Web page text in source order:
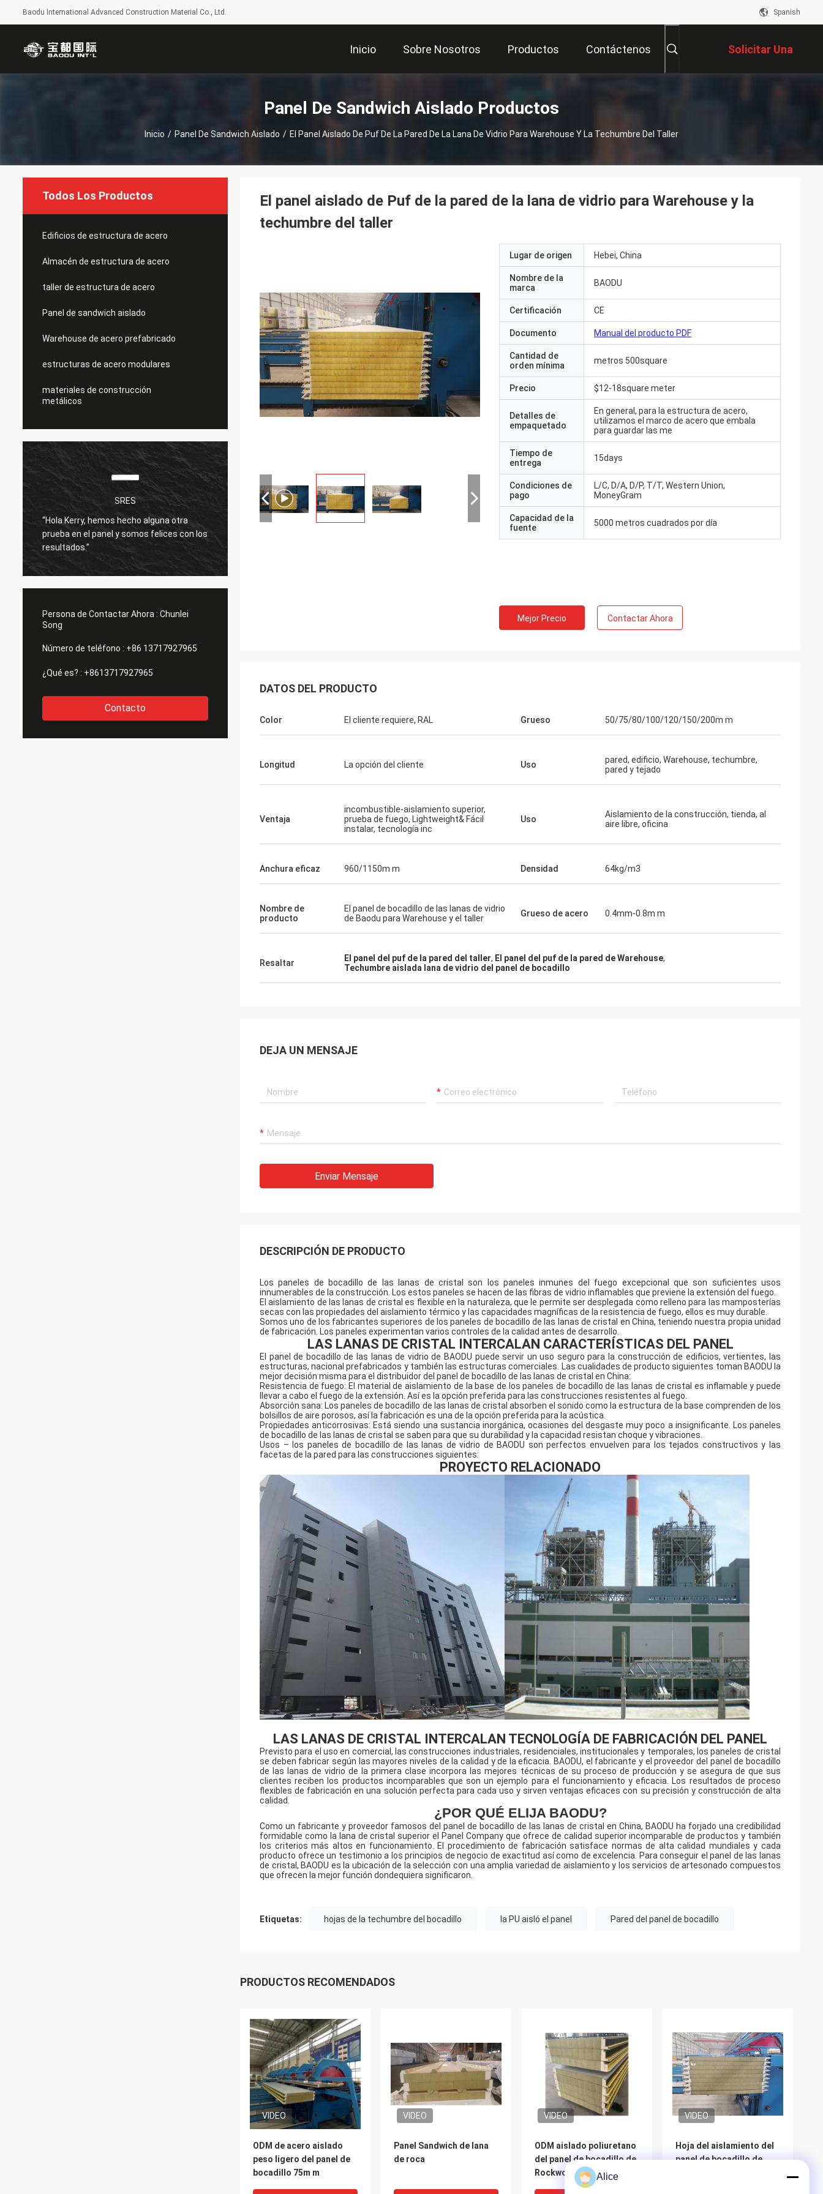
Baodu International Advanced Construction Material Co., Ltd. Spanish
Inicio Sobre Nosotros Productos Contáctenos Solicitar Una
Cotización
Panel De Sandwich Aislado Productos
Inicio / Panel De Sandwich Aislado / El Panel Aislado De Puf De La Pared De La Lana De Vidrio Para Warehouse Y La Techumbre Del Taller
Todos Los Productos
Edificios de estructura de acero
Almacén de estructura de acero
taller de estructura de acero
Panel de sandwich aislado
Warehouse de acero prefabricado
estructuras de acero modulares
materiales de construcción
metálicos
SRES
“Hola Kerry, hemos hecho alguna otra
prueba en el panel y somos felices con los
resultados.”
- ¿ Por qué no?
Estoy muy satisfecho con el buen
SRES
“Lo recibimos hace 8 días y todo fue le
agradece muy bien que somos felices de
tener producto ya en la planta. Cualquier
Persona de Contactar Ahora : Chunlei
Song
Número de teléfono : +86 13717927965
¿Qué es? : +8613717927965
Contacto
El panel aislado de Puf de la pared de la lana de vidrio para Warehouse y la
techumbre del taller
Lugar de origen Hebei, China
Nombre de la
marca
BAODU
Certificación CE
Documento Manual del producto PDF
Cantidad de
orden mínima
metros 500square
Precio $12-18square meter
Detalles de
empaquetado
En general, para la estructura de acero,
utilizamos el marco de acero que embala
para guardar las me
Tiempo de
entrega
15days
Condiciones de
pago
L/C, D/A, D/P, T/T, Western Union,
MoneyGram
Capacidad de la
fuente
5000 metros cuadrados por día
Mejor Precio Contactar Ahora
DATOS DEL PRODUCTO
Color El cliente requiere, RAL Grueso 50/75/80/100/120/150/200m m
Longitud La opción del cliente Uso
pared, edificio, Warehouse, techumbre,
pared y tejado
Ventaja
incombustible-aislamiento superior,
prueba de fuego, Lightweight& Fácil
instalar, tecnología inc
Uso
Aislamiento de la construcción, tienda, al
aire libre, oficina
Anchura eficaz 960/1150m m Densidad 64kg/m3
Nombre de
producto
El panel de bocadillo de las lanas de vidrio
de Baodu para Warehouse y el taller
Grueso de acero 0.4mm-0.8m m
Resaltar El panel del puf de la pared del taller, El panel del puf de la pared de Warehouse,
Techumbre aislada lana de vidrio del panel de bocadillo
DEJA UN MENSAJE
Enviar Mensaje
DESCRIPCIÓN DE PRODUCTO
Los paneles de bocadillo de las lanas de cristal son los paneles inmunes del fuego excepcional que son suficientes usos
innumerables de la construcción. Los estos paneles se hacen de las fibras de vidrio inflamables que previene la extensión del fuego.
El aislamiento de las lanas de cristal es flexible en la naturaleza, que le permite ser desplegada como relleno para las mamposterías
secas con las propiedades del aislamiento térmico y las capacidades magníficas de la resistencia de fuego, ellos es muy durable.
Somos uno de los fabricantes superiores de los paneles de bocadillo de las lanas de cristal en China, teniendo nuestra propia unidad
de fabricación. Los paneles experimentan varios controles de la calidad antes de desarrollo.
LAS LANAS DE CRISTAL INTERCALAN CARACTERÍSTICAS DEL PANEL
El panel de bocadillo de las lanas de vidrio de BAODU puede servir un uso seguro para la construcción de edificios, vertientes, las
estructuras, nacional prefabricados y también las estructuras comerciales. Las cualidades de producto siguientes toman BAODU la
mejor decisión misma para el distribuidor del panel de bocadillo de las lanas de cristal en China:
Resistencia de fuego: El material de aislamiento de la base de los paneles de bocadillo de las lanas de cristal es inflamable y puede
llevar a cabo el fuego de la extensión. Así es la opción preferida para las construcciones resistentes al fuego.
Absorción sana: Los paneles de bocadillo de las lanas de cristal absorben el sonido como la estructura de la base comprenden de los
bolsillos de aire porosos, así la fabricación es una de la opción preferida para la acústica.
Propiedades anticorrosivas: Está siendo una sustancia inorgánica, ocasiones del desgaste muy poco a insignificante. Los paneles
de bocadillo de las lanas de cristal se saben para que su durabilidad y la capacidad resistan choque y vibraciones.
Usos – los paneles de bocadillo de las lanas de vidrio de BAODU son perfectos envuelven para los tejados constructivos y las
facetas de la pared para las construcciones siguientes:
PROYECTO RELACIONADO
LAS LANAS DE CRISTAL INTERCALAN TECNOLOGÍA DE FABRICACIÓN DEL PANEL
Previsto para el uso en comercial, las construcciones industriales, residenciales, institucionales y temporales, los paneles de cristal
se deben fabricar según las mayores niveles de la calidad y de la eficacia. BAODU, el fabricante y el proveedor del panel de bocadillo
de las lanas de vidrio de la primera clase incorpora las mejores técnicas de su proceso de producción y se asegura de que sus
clientes reciben los productos incomparables que son un ejemplo para el funcionamiento y eficacia. Los resultados de proceso
flexibles de fabricación en una solución perfecta para cada uso y sirven ventajas eficaces con su precisión y construcción de alta
calidad.
¿POR QUÉ ELIJA BAODU?
Como un fabricante y proveedor famosos del panel de bocadillo de las lanas de cristal en China, BAODU ha forjado una credibilidad
formidable como la lana de cristal superior el Panel Company que ofrece de calidad superior incomparable de productos y también
los criterios más altos en funcionamiento. El procedimiento de fabricación satisface normas de alta calidad mundiales y cada
producto ofrece un testimonio a los principios de negocio de exactitud así como de excelencia. Para conseguir el panel de las lanas
de cristal, BAODU es la ubicación de la selección con una amplia variedad de aislamiento y los servicios de artesonado compuestos
que ofrecen la mejor función dondequiera significaron.
Etiquetas: hojas de la techumbre del bocadillo la PU aisló el panel Pared del panel de bocadillo
PRODUCTOS RECOMENDADOS
VIDEO
ODM de acero aislado
peso ligero del panel de
bocadillo 75m m
VIDEO
Panel Sandwich de lana
de roca
VIDEO
ODM aislado poliuretano
del panel de bocadillo de
Rockwool del taller de
Warehouse
VIDEO
Hoja del aislamiento del
panel de bocadillo de
Alice